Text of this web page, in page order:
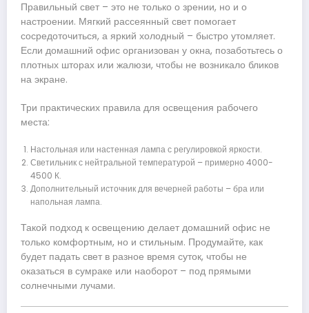
Правильный свет – это не только о зрении, но и о
настроении. Мягкий рассеянный свет помогает
сосредоточиться, а яркий холодный – быстро утомляет.
Если домашний офис организован у окна, позаботьтесь о
плотных шторах или жалюзи, чтобы не возникало бликов
на экране.
Три практических правила для освещения рабочего
места:
Настольная или настенная лампа с регулировкой яркости.
Светильник с нейтральной температурой – примерно 4000-
4500 К.
Дополнительный источник для вечерней работы – бра или
напольная лампа.
Такой подход к освещению делает домашний офис не
только комфортным, но и стильным. Продумайте, как
будет падать свет в разное время суток, чтобы не
оказаться в сумраке или наоборот – под прямыми
солнечными лучами.